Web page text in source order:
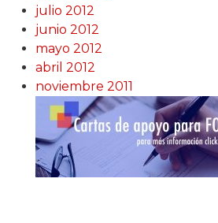
julio 2012
junio 2012
mayo 2012
abril 2012
noviembre 2011